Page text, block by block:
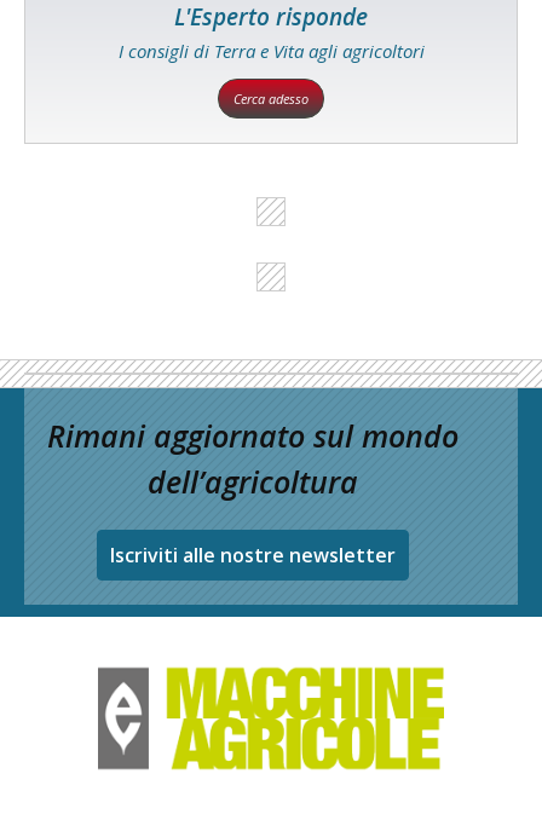
L'Esperto risponde
I consigli di Terra e Vita agli agricoltori
Cerca adesso
Rimani aggiornato sul mondo
dell’agricoltura
Iscriviti alle nostre newsletter